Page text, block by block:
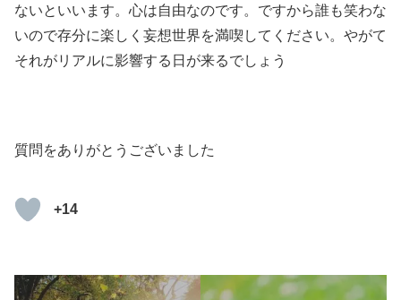
ないといいます。心は自由なのです。ですから誰も笑わな
いので存分に楽しく妄想世界を満喫してください。やがて
それがリアルに影響する日が来るでしょう
質問をありがとうございました
+14